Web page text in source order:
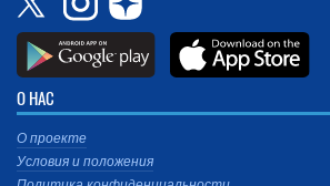
О НАС
О проекте
Условия и положения